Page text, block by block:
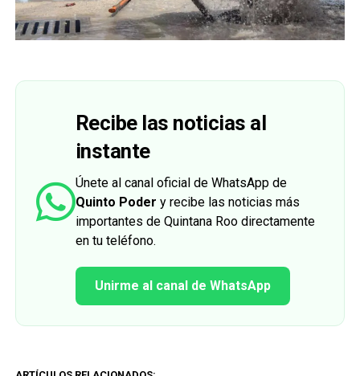
Recibe las noticias al
instante
Únete al canal oficial de WhatsApp de
Quinto Poder y recibe las noticias más
importantes de Quintana Roo directamente
en tu teléfono.
Unirme al canal de WhatsApp